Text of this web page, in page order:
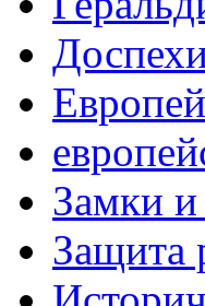
Замки
Защита